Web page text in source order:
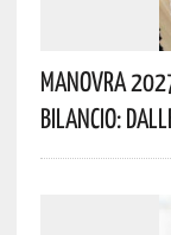
Manovra
Bilancio: